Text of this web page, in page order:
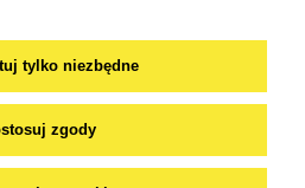
Praca:
/ krawcowa
na mail:
tylko niezbędne
zgody